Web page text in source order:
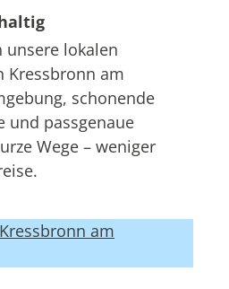
unsere lokalen
Kressbronn am
schonende
und passgenaue
Wege – weniger
am